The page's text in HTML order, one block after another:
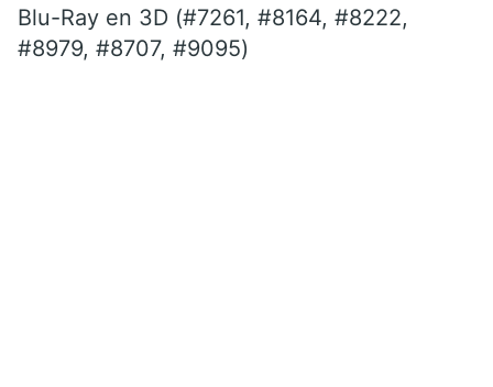
Blu-Ray en 3D (#7261, #8164, #8222,
#8979, #8707, #9095)